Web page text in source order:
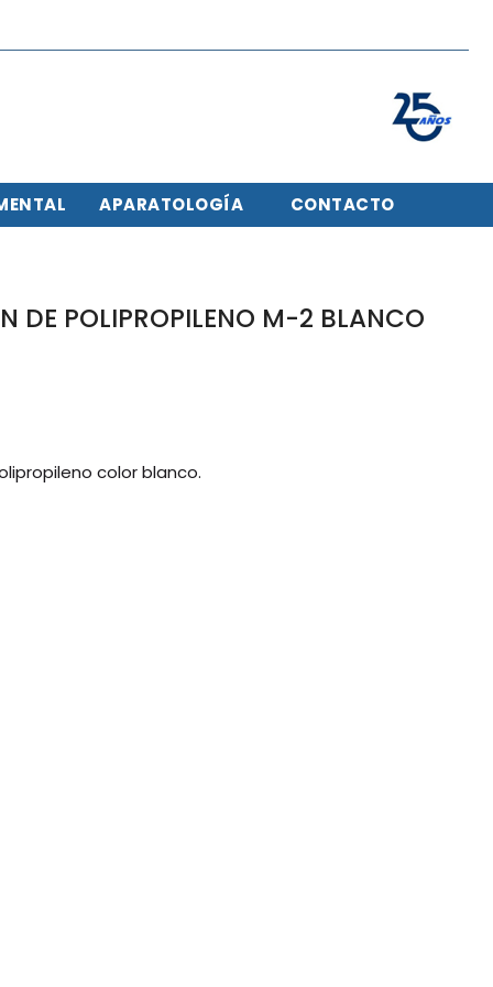
APARATOLOGÍA CONTACTO
DE POLIPROPILENO M-2 BLANCO
color blanco.